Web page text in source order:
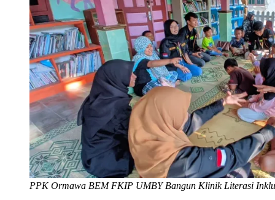
PPK Ormawa BEM FKIP UMBY Bangun Klinik Literasi